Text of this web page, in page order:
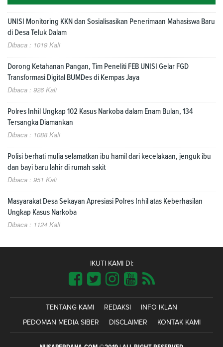
UNISI Monitoring KKN dan Sosialisasikan Penerimaan Mahasiswa Baru
di Desa Teluk Dalam
Dibaca : 1019 Kali
Dorong Ketahanan Pangan, Tim Peneliti FEB UNISI Gelar FGD
Transformasi Digital BUMDes di Kempas Jaya
Dibaca : 926 Kali
Polres Inhil Ungkap 102 Kasus Narkoba dalam Enam Bulan, 134
Tersangka Diamankan
Dibaca : 1088 Kali
Polisi berhati mulia selamatkan ibu hamil dari kecelakaan, jenguk ibu
dan bayi baru lahir di rumah sakit
Dibaca : 951 Kali
Masyarakat Desa Sekayan Apresiasi Polres Inhil atas Keberhasilan
Ungkap Kasus Narkoba
Dibaca : 1124 Kali
IKUTI KAMI DI:
TENTANG KAMI REDAKSI INFO IKLAN
PEDOMAN MEDIA SIBER DISCLAIMER KONTAK KAMI